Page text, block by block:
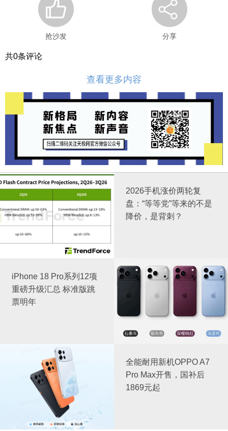
抢沙发 分享
共0条评论
查看更多内容
2026手机涨价两轮复
盘：“等等党”等来的不是
降价，是背刺？
iPhone 18 Pro系列12项
重磅升级汇总 标准版跳
票明年
全能耐用新机OPPO A7
Pro Max开售，国补后
1869元起